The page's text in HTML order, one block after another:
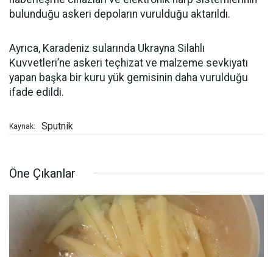
bulunduğu askeri depoların vurulduğu aktarıldı.
Ayrıca, Karadeniz sularında Ukrayna Silahlı
Kuvvetleri’ne askeri teçhizat ve malzeme sevkiyatı
yapan başka bir kuru yük gemisinin daha vurulduğu
ifade edildi.
Kaynak: Sputnik
Öne Çıkanlar